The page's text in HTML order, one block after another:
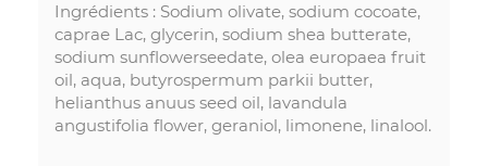
Ingrédients : Sodium olivate, sodium cocoate,
caprae Lac, glycerin, sodium shea butterate,
sodium sunflowerseedate, olea europaea fruit
oil, aqua, butyrospermum parkii butter,
helianthus anuus seed oil, lavandula
angustifolia flower, geraniol, limonene, linalool.